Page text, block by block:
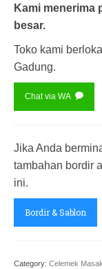
Kami menerima
besar.
Toko kami
Gadung.
Chat via WA
Jika Anda
tambahan bordir
ini.
Bordir & Sablon
Category: Celemek